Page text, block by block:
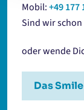
Mobil:+49 177
Sind wir
oder wende
Das